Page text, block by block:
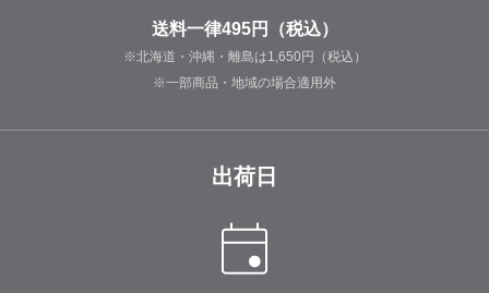
送料一律495円（税込）
※北海道・沖縄・離島は1,650円（税込）
※一部商品・地域の場合適用外
出荷日